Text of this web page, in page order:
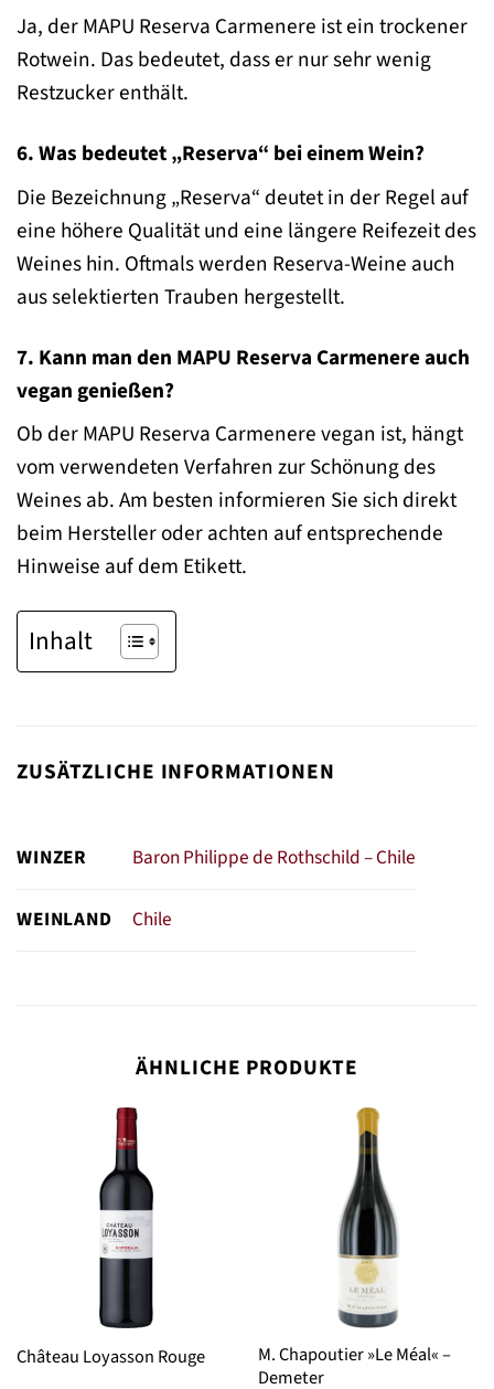
Ja, der MAPU Reserva Carmenere ist ein trockener
Rotwein. Das bedeutet, dass er nur sehr wenig
Restzucker enthält.
6. Was bedeutet „Reserva“ bei einem Wein?
Die Bezeichnung „Reserva“ deutet in der Regel auf
eine höhere Qualität und eine längere Reifezeit des
Weines hin. Oftmals werden Reserva-Weine auch
aus selektierten Trauben hergestellt.
7. Kann man den MAPU Reserva Carmenere auch
vegan genießen?
Ob der MAPU Reserva Carmenere vegan ist, hängt
vom verwendeten Verfahren zur Schönung des
Weines ab. Am besten informieren Sie sich direkt
beim Hersteller oder achten auf entsprechende
Hinweise auf dem Etikett.
Inhalt
ZUSÄTZLICHE INFORMATIONEN
WINZER Baron Philippe de Rothschild – Chile
WEINLAND Chile
ÄHNLICHE PRODUKTE
Château Loyasson Rouge
M. Chapoutier »Le Méal« –
Demeter